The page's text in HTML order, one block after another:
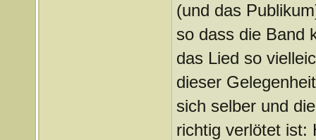
(und das
so dass die Band
das Lied so
dieser
sich selber und
richtig verlötet ist: